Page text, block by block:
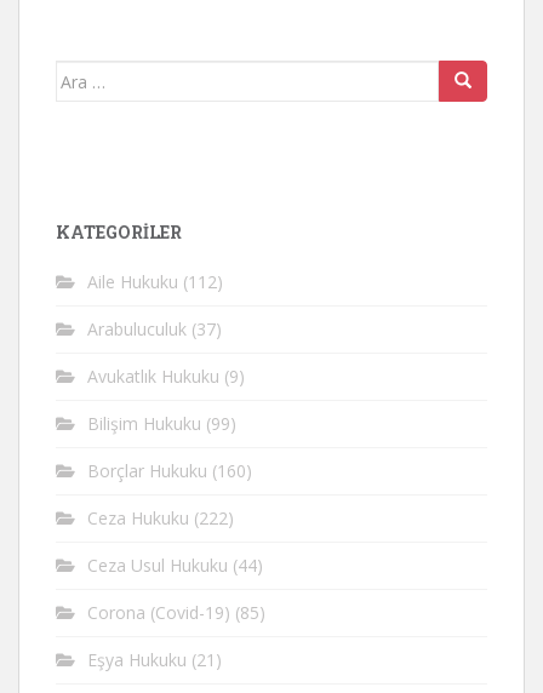
Arama
KATEGORİLER
Aile Hukuku (112)
Arabuluculuk (37)
Avukatlık Hukuku (9)
Bilişim Hukuku (99)
Borçlar Hukuku (160)
Ceza Hukuku (222)
Ceza Usul Hukuku (44)
Corona (Covid-19) (85)
Eşya Hukuku (21)